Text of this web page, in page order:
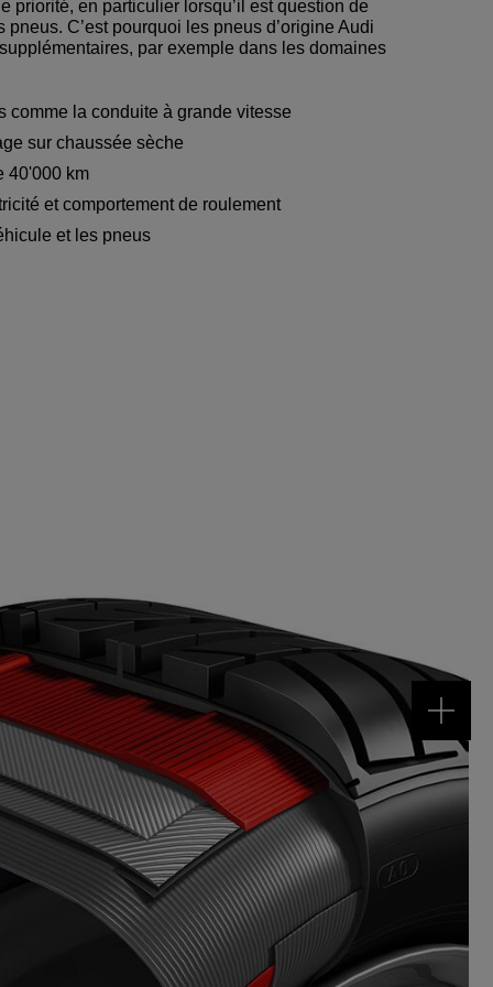
priorité, en particulier lorsqu’il est question de
C’est pourquoi les pneus d’origine Audi
par exemple dans les domaines
comme la conduite à grande vitesse
sur chaussée sèche
40'000 km
et comportement de roulement
et les pneus